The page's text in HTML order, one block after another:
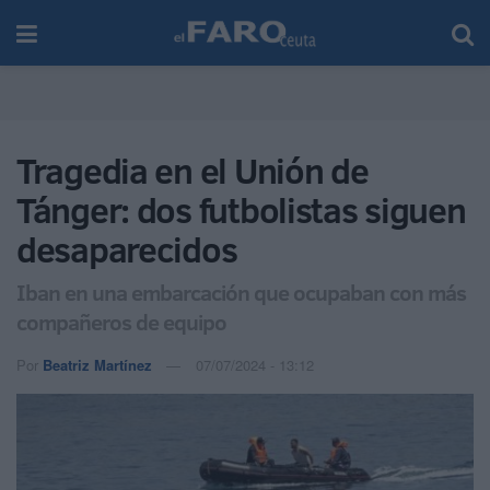
Tragedia en el Unión de
Tánger: dos futbolistas siguen
desaparecidos
Iban en una embarcación que ocupaban con más
compañeros de equipo
Por Beatriz Martínez 07/07/2024 - 13:12